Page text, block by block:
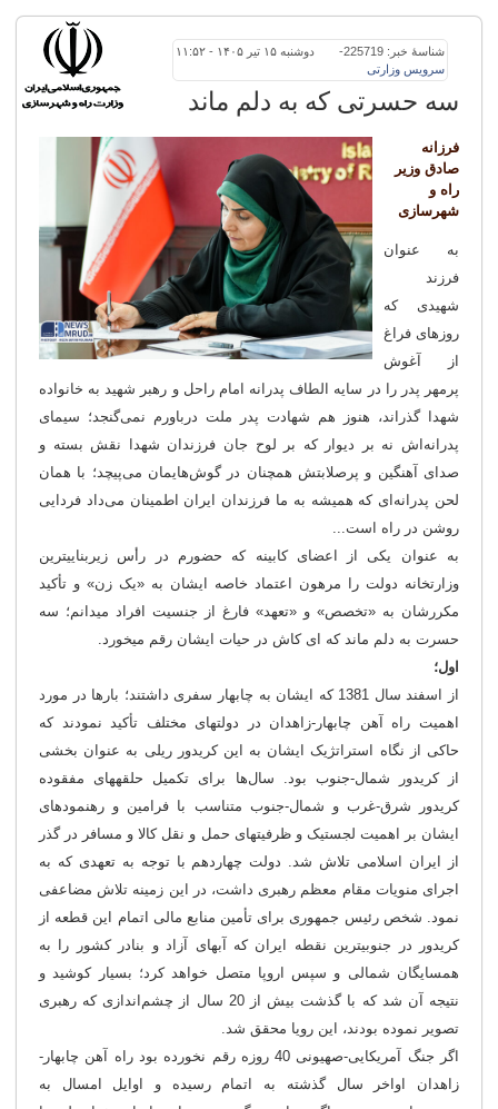
دوشنبه ۱۵ تیر ۱۴۰۵ - ۱۱:۵۲ شناسهٔ خبر: 225719
-
سرویس وزارتی
سه حسرتی که به دلم ماند
فرزانه
صادق وزیر
راه و
شهرسازی
به عنوان
فرزند
شهیدی که
روزهای فراغ
از آغوش
پرمهر پدر را در سایه الطاف پدرانه امام راحل و رهبر شهید به خانواده
شهدا گذراند، هنوز هم شهادت پدر ملت درباورم نمی‌گنجد؛ سیمای
پدرانه‌اش نه بر دیوار که بر لوح جان فرزندان شهدا نقش بسته و
صدای آهنگین و پرصلابتش همچنان در گوش‌هایمان می‌پیچد؛ با همان
لحن پدرانه‌ای که همیشه به ما فرزندان ایران اطمینان می‌داد فردایی
روشن در راه است...
به عنوان یکی از اعضای کابینه که حضورم در رأس زیربنایی‎ترین
وزارتخانه دولت را مرهون اعتماد خاصه ایشان به «یک زن» و تأکید
مکررشان به «تخصص» و «تعهد» فارغ از جنسیت افراد می‎دانم؛ سه
حسرت به دلم ماند که ای کاش در حیات ایشان رقم می‎خورد.
اول؛
از اسفند سال 1381 که ایشان به چابهار سفری داشتند؛ بارها در مورد
اهمیت راه آهن چابهار-زاهدان در دولت‎های مختلف تأکید نمودند که
حاکی از نگاه استراتژیک ایشان به این کریدور ریلی به عنوان بخشی
از کریدور شمال-جنوب بود. سال‌ها برای تکمیل حلقه‎های مفقوده
کریدور شرق-غرب و شمال-جنوب متناسب با فرامین و رهنمودهای
ایشان بر اهمیت لجستیک و ظرفیت‎های حمل و نقل کالا و مسافر در گذر
از ایران اسلامی تلاش شد. دولت چهاردهم با توجه به تعهدی که به
اجرای منویات مقام معظم رهبری داشت، در این زمینه تلاش مضاعفی
نمود. شخص رئیس جمهوری برای تأمین منابع مالی اتمام این قطعه از
کریدور در جنوبی‎ترین نقطه ایران که آب‎های آزاد و بنادر کشور را به
همسایگان شمالی و سپس اروپا متصل خواهد کرد؛ بسیار کوشید و
نتیجه آن شد که با گذشت بیش از 20 سال از چشم‌اندازی که رهبری
تصویر نموده بودند، این رویا محقق شد.
اگر جنگ آمریکایی-صهیونی 40 روزه رقم نخورده بود راه آهن چابهار-
زاهدان اواخر سال گذشته به اتمام رسیده و اوایل امسال به